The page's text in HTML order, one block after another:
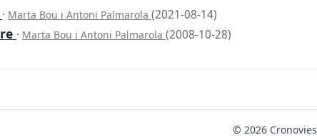
· Marta Bou i Antoni Palmarola (2021-08-14)
· Marta Bou i Antoni Palmarola (2008-10-28)
© 2026 Cronovies